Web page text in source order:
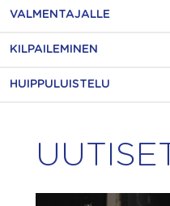
VALMENTAJALLE
KILPAILEMINEN
HUIPPULUISTELU
UUTISET